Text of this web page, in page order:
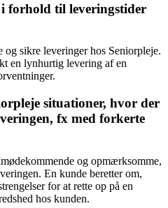
forhold til leveringstider
sikre leveringer hos Seniorpleje.
en lynhurtig levering af en
situationer, hvor der
fx med forkerte
og opmærksomme,
En kunde beretter om,
for at rette op på en
hos kunden.